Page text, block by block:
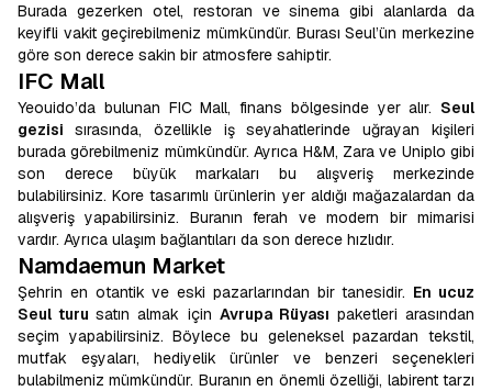
Burada gezerken otel, restoran ve sinema gibi alanlarda da
keyifli vakit geçirebilmeniz mümkündür. Burası Seul’ün merkezine
göre son derece sakin bir atmosfere sahiptir.
IFC Mall
Yeouido’da bulunan FIC Mall, finans bölgesinde yer alır. Seul
gezisi sırasında, özellikle iş seyahatlerinde uğrayan kişileri
burada görebilmeniz mümkündür. Ayrıca H&M, Zara ve Uniplo gibi
son derece büyük markaları bu alışveriş merkezinde
bulabilirsiniz. Kore tasarımlı ürünlerin yer aldığı mağazalardan da
alışveriş yapabilirsiniz. Buranın ferah ve modern bir mimarisi
vardır. Ayrıca ulaşım bağlantıları da son derece hızlıdır.
Namdaemun Market
Şehrin en otantik ve eski pazarlarından bir tanesidir. En ucuz
Seul turusatın almak için Avrupa Rüyası paketleri arasından
seçim yapabilirsiniz. Böylece bu geleneksel pazardan tekstil,
mutfak eşyaları, hediyelik ürünler ve benzeri seçenekleri
bulabilmeniz mümkündür. Buranın en önemli özelliği, labirent tarzı